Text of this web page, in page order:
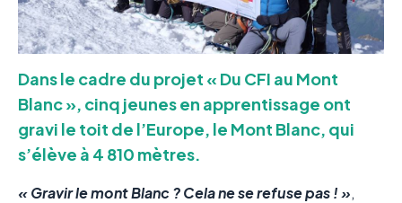
Dans le cadre du projet « Du CFI au Mont
Blanc », cinq jeunes en apprentissage ont
gravi le toit de l’Europe, le Mont Blanc, qui
s’élève à 4 810 mètres.
« Gravir le mont Blanc ? Cela ne se refuse pas ! »,